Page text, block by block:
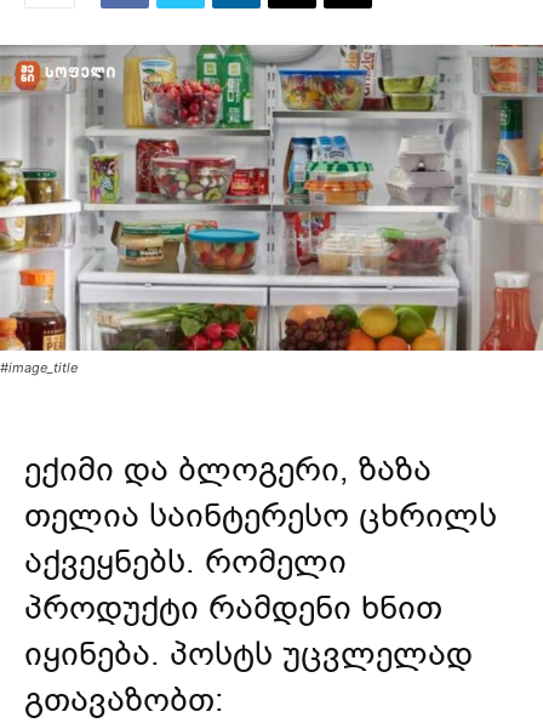
#image_title
ექიმი და ბლოგერი, ზაზა
თელია საინტერესო ცხრილს
აქვეყნებს. რომელი
პროდუქტი რამდენი ხნით
იყინება. პოსტს უცვლელად
გთავაზობთ: